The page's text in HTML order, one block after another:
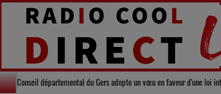
Solidarité : Le Conseil départemental du Gers adopte un vœu en